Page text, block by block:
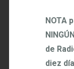
NOTA
de
diez